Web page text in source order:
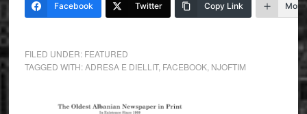
Facebook Twitter Copy Link More
FILED UNDER: FEATURED
TAGGED WITH:ADRESA E DIELLIT, FACEBOOK, NJOFTIM